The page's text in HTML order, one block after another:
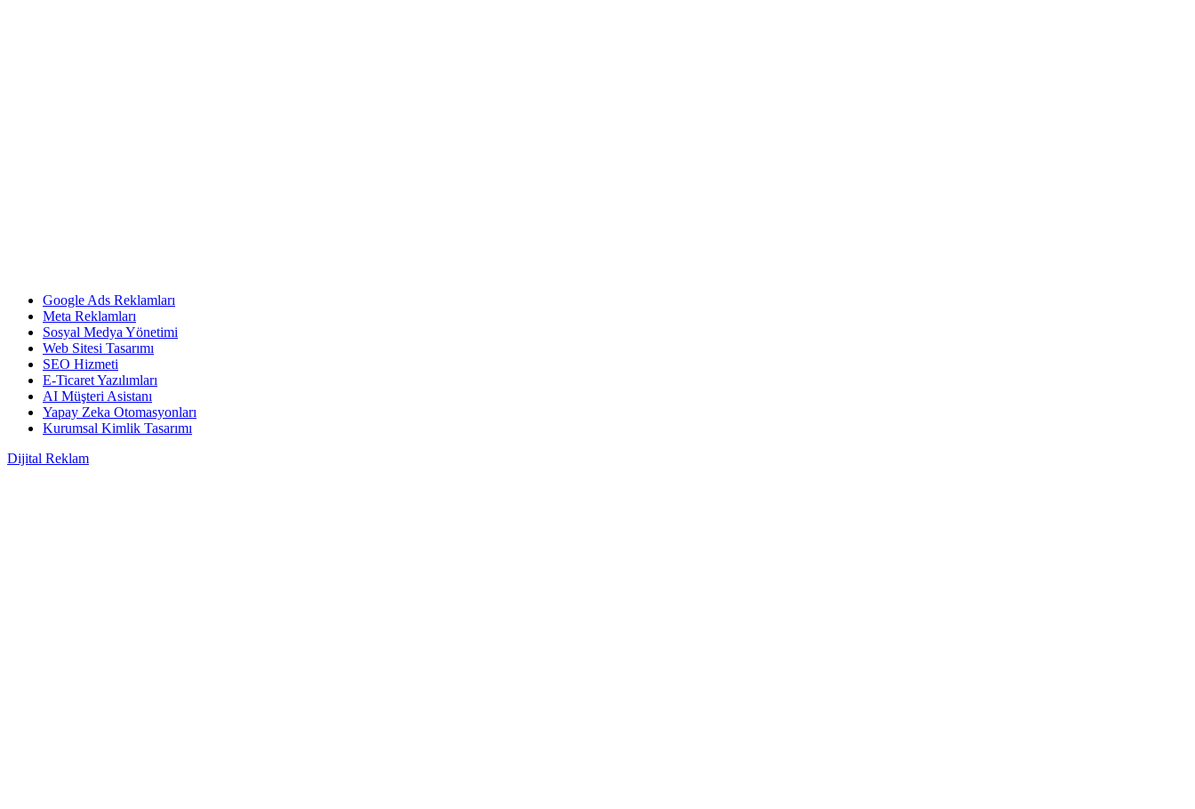
Google Ads Reklamları
Meta Reklamları
Sosyal Medya Yönetimi
Web Sitesi Tasarımı
SEO Hizmeti
E-Ticaret Yazılımları
AI Müşteri Asistanı
Yapay Zeka Otomasyonları
Kurumsal Kimlik Tasarımı
Dijital Reklam